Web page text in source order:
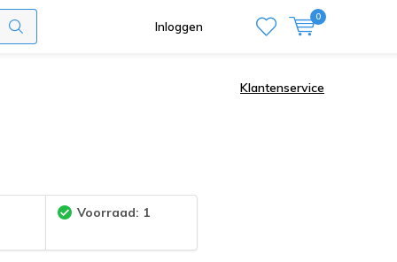
Inloggen
0
Klantenservice
Voorraad: 1